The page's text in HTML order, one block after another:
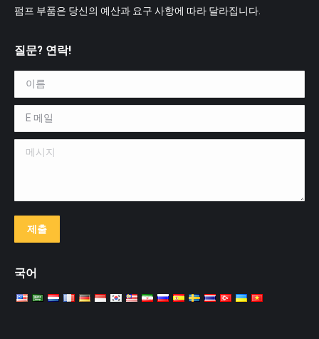
펌프 부품은 당신의 예산과 요구 사항에 따라 달라집니다.
질문? 연락!
이름 *
E 메일 *
메시지
제출
국어